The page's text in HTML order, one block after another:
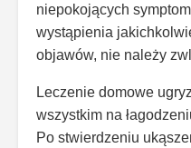
niepokojących
wystąpienia
objawów, nie należy
Leczenie domowe
wszystkim na
Po stwierdzeniu